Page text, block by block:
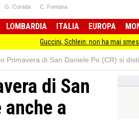
G. Corada C. Fontana
LOMBARDIA ITALIA EUROPA
Guccini, Schlein: non ha mai smesso di stare
Primavera di San Daniele Po (CR) si
di San
a